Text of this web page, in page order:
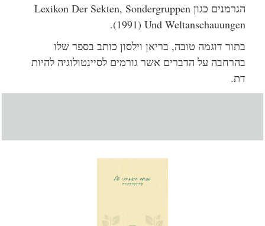
הגרמנים כגון Lexikon Der Sekten, Sondergruppen
Und Weltanschauungen ‏(1991).
בתור דוגמה טובה, בריאן וילסון כותב בספר שלו
בהרחבה על הדברים אשר גורמים לסיינטולוגיה להיות